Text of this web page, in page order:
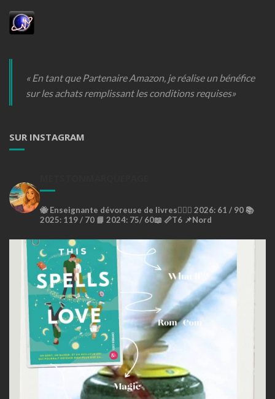
« En tant que Partenaire Amazon, je réalise un bénéfice
sur les achats remplissant les conditions requises»
SUR INSTAGRAM
🐝Enseignante dévoreuse de livres🙇🏼‍♀️ 2026: 61 / 90 📚
2025: 119 / 70 📘 2024: 75/ 60📖 📏T6 📌Nord